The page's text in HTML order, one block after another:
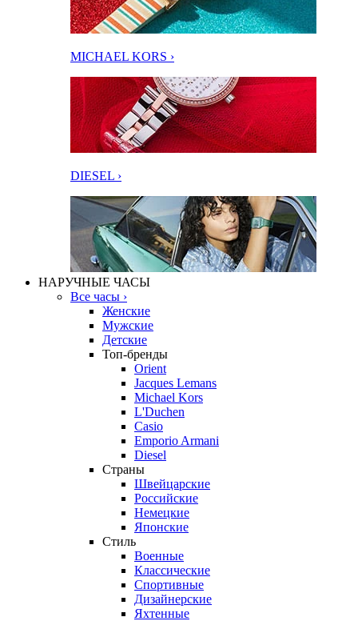
MICHAEL KORS ›
DIESEL ›
НАРУЧНЫЕ ЧАСЫ
Все часы ›
Женские
Мужские
Детские
Топ-бренды
Orient
Jacques Lemans
Michael Kors
L'Duchen
Casio
Emporio Armani
Diesel
Страны
Швейцарские
Российские
Немецкие
Японские
Стиль
Военные
Классические
Спортивные
Дизайнерские
Яхтенные